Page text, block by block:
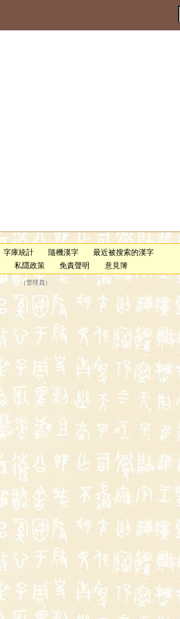
字庫統計 隨機漢字
最近被搜索的漢字
私隱政策 免責聲明 意見簿
（管理員 ）